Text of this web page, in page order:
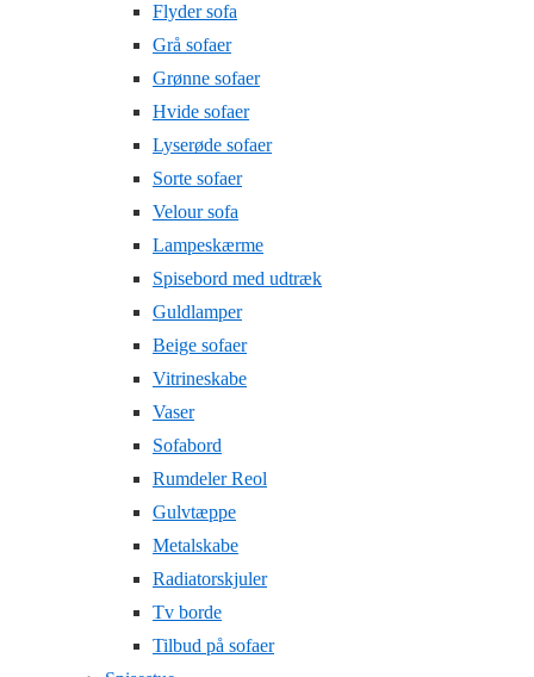
Flyder sofa
Grå sofaer
Grønne sofaer
Hvide sofaer
Lyserøde sofaer
Sorte sofaer
Velour sofa
Lampeskærme
Spisebord med udtræk
Guldlamper
Beige sofaer
Vitrineskabe
Vaser
Sofabord
Rumdeler Reol
Gulvtæppe
Metalskabe
Radiatorskjuler
Tv borde
Tilbud på sofaer